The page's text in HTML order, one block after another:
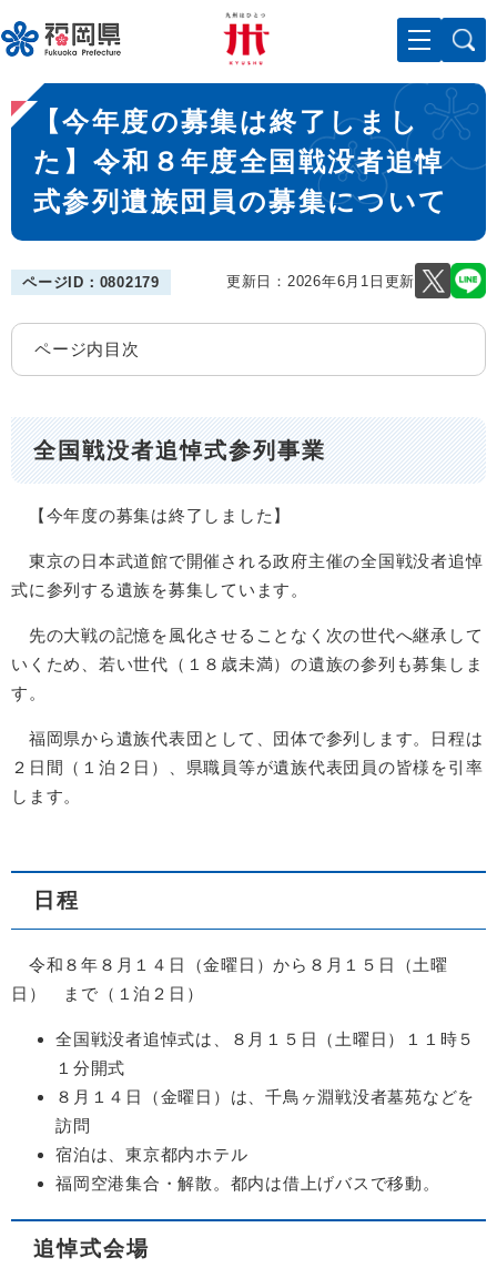
ー
ジ
先
頭
メニューを飛ばして本文へ
本
文
【今年度の募集は終了しまし
た】令和８年度全国戦没者追悼
式参列遺族団員の募集について
ページID：0802179 更新日：2026年6月1日更新
ページ内目次
全国戦没者追悼式参列事業
【今年度の募集は終了しました】
東京の日本武道館で開催される政府主催の全国戦没者追悼
式に参列する遺族を募集しています。
先の大戦の記憶を風化させることなく次の世代へ継承して
いくため、若い世代（１８歳未満）の遺族の参列も募集しま
す。
福岡県から遺族代表団として、団体で参列します。日程は
２日間（１泊２日）、県職員等が遺族代表団員の皆様を引率
します。
日程
令和８年８月１４日（金曜日）から８月１５日（土曜
日） まで（１泊２日）
全国戦没者追悼式は、８月１５日（土曜日）１１時５
１分開式
８月１４日（金曜日）は、千鳥ヶ淵戦没者墓苑などを
訪問
宿泊は、東京都内ホテル
福岡空港集合・解散。都内は借上げバスで移動。
追悼式会場